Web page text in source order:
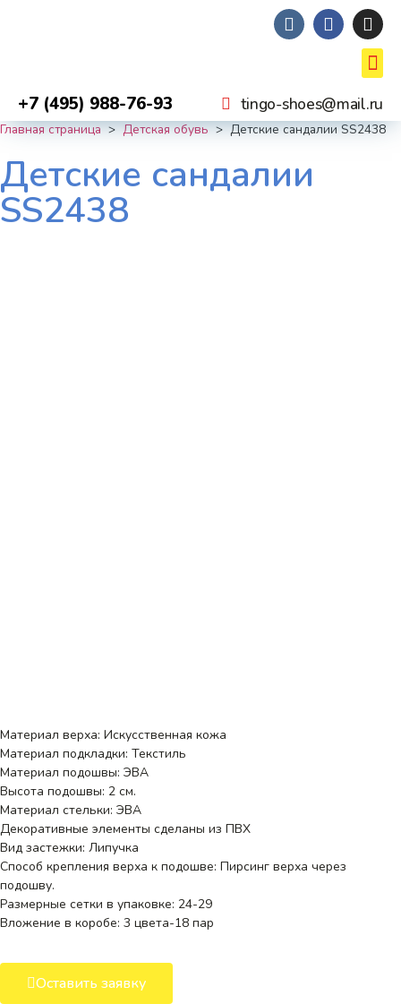
+7 (495) 988-76-93 tingo-shoes@mail.ru
Главная страница>Детская обувь>Детские сандалии SS2438
Детские сандалии
SS2438
Материал верха: Искусственная кожа
Материал подкладки: Текстиль
Материал подошвы: ЭВА
Высота подошвы: 2 см.
Материал стельки: ЭВА
Декоративные элементы сделаны из ПВХ
Вид застежки: Липучка
Способ крепления верха к подошве: Пирсинг верха через
подошву.
Размерные сетки в упаковке: 24-29
Вложение в коробе: 3 цвета-18 пар
Оставить заявку